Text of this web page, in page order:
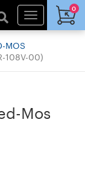
0
MOS
108V-00)
Mos